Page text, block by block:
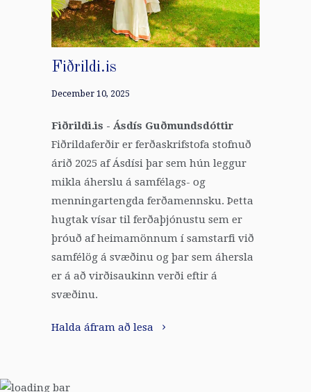
Fiðrildi.is
December 10, 2025
Fiðrildi.is - Ásdís Guðmundsdóttir
Fiðrildaferðir er ferðaskrifstofa stofnuð
árið 2025 af Ásdísi þar sem hún leggur
mikla áherslu á samfélags- og
menningartengda ferðamennsku. Þetta
hugtak vísar til ferðaþjónustu sem er
þróuð af heimamönnum í samstarfi við
samfélög á svæðinu og þar sem áhersla
er á að virðisaukinn verði eftir á
svæðinu.
Halda áfram að lesa